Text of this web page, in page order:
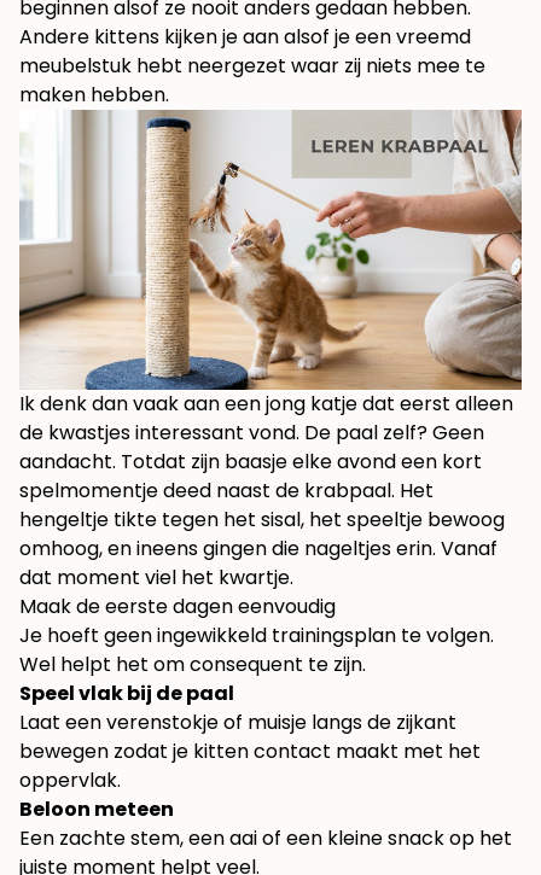
beginnen alsof ze nooit anders gedaan hebben.
Andere kittens kijken je aan alsof je een vreemd
meubelstuk hebt neergezet waar zij niets mee te
maken hebben.
Ik denk dan vaak aan een jong katje dat eerst alleen
de kwastjes interessant vond. De paal zelf? Geen
aandacht. Totdat zijn baasje elke avond een kort
spelmomentje deed naast de krabpaal. Het
hengeltje tikte tegen het sisal, het speeltje bewoog
omhoog, en ineens gingen die nageltjes erin. Vanaf
dat moment viel het kwartje.
Maak de eerste dagen eenvoudig
Je hoeft geen ingewikkeld trainingsplan te volgen.
Wel helpt het om consequent te zijn.
Speel vlak bij de paal
Laat een verenstokje of muisje langs de zijkant
bewegen zodat je kitten contact maakt met het
oppervlak.
Beloon meteen
Een zachte stem, een aai of een kleine snack op het
juiste moment helpt veel.